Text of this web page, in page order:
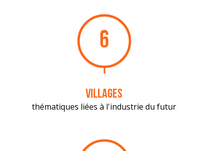
6
villages
thématiques liées à l'industrie du futur